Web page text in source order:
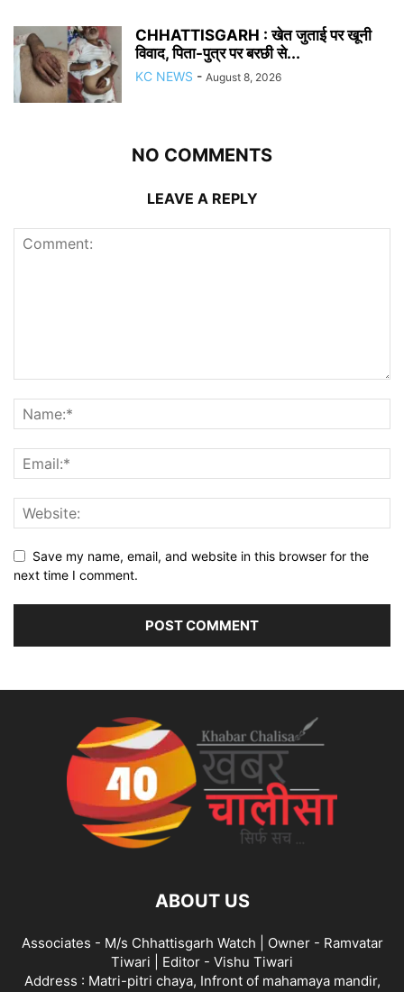
CHHATTISGARH : खेत जुताई पर खूनी
विवाद, पिता-पुत्र पर बरछी से...
KC NEWS - August 8, 2026
NO COMMENTS
LEAVE A REPLY
Save my name, email, and website in this browser for the
next time I comment.
ABOUT US
Associates - M/s Chhattisgarh Watch | Owner - Ramvatar
Tiwari | Editor - Vishu Tiwari
Address : Matri-pitri chaya, Infront of mahamaya mandir,